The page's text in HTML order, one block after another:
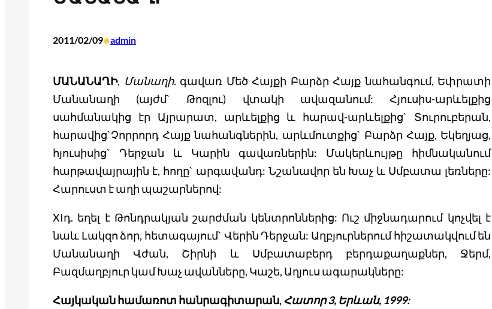
2011/02/09•admin
ՄԱՆԱՆԱՂԻ, Մանաղի.գավառ Մեծ Հայքի Բարձր Հայք նահանգում, Եփրատի
Մանանաղի (այժմ` Թոզլու) վտակի ավազանում: Հյուսիս-արևելքից
սահմանակից էր Այրարատ, արևելքից և հարավ-արևելքից` Տուրուբերան,
հարավից`Չորրորդ Հայք նահանգներին, արևմուտքից` Բարձր Հայք, Եկեղյաց,
հյուսիսից` Դերջան և Կարին գավառներին: Մակերևույթը հիմնականում
հարթավայրային է, հողը` արգավանդ: Նշանավոր են Խաչ և Սմբատա լեռները:
Հարուստ է աղի պաշարներով:
XIդ. եղել է Թոնդրակյան շարժման կենտրոններից: Ուշ միջնադարում կոչվել է
նաև Լակզո ձոր, հետագայում` Վերին Դերջան: Աղբյուրներում հիշատակվում են
Մանանաղի Վժան, Շիրնի և Սմբատաբերդ բերդաքաղաքներ, Ջերմ,
Բազմաղբյուր կամ Խաչ ավանները, Կաշե, Աղյուս ագարակները:
Հայկական համառոտ հանրագիտարան,Հատոր3, Երևան, 1999: